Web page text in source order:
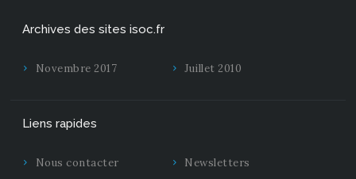
Archives des sites isoc.fr
Novembre 2017 Juillet 2010
Liens rapides
Nous contacter Newsletters